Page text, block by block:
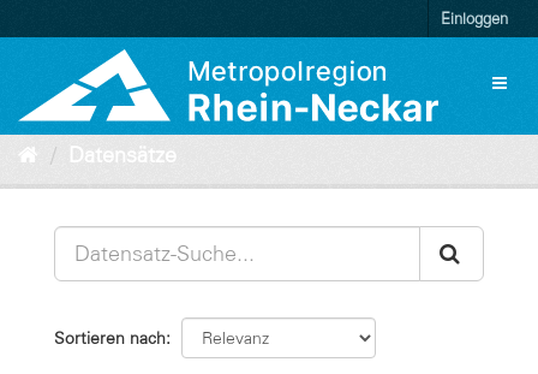
zum
Einloggen
Datensätze
Sortieren nach